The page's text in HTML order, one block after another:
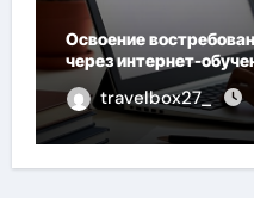
Освоение
через интернет-
travelbox27_